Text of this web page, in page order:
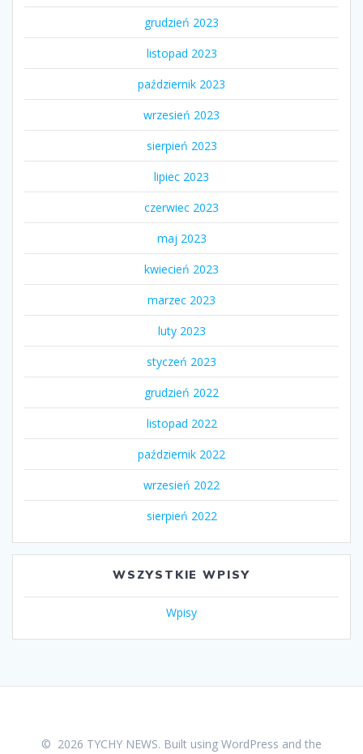
grudzień 2023
listopad 2023
październik 2023
wrzesień 2023
sierpień 2023
lipiec 2023
czerwiec 2023
maj 2023
kwiecień 2023
marzec 2023
luty 2023
styczeń 2023
grudzień 2022
listopad 2022
październik 2022
wrzesień 2022
sierpień 2022
WSZYSTKIE WPISY
Wpisy
© 2026 TYCHY NEWS. Built using WordPress and the